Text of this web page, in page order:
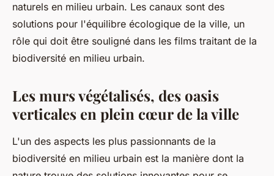
naturels en milieu urbain. Les canaux sont des
solutions pour l'équilibre écologique de la ville, un
rôle qui doit être souligné dans les films traitant de la
biodiversité en milieu urbain.
Les murs végétalisés, des oasis
verticales en plein cœur de la ville
L'un des aspects les plus passionnants de la
biodiversité en milieu urbain est la manière dont la